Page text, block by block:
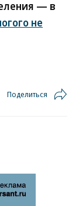
— в
не
Поделиться